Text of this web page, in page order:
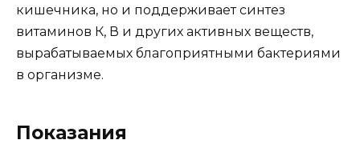
кишечника, но и поддерживает синтез
витаминов К, В и других активных веществ,
вырабатываемых благоприятными бактериями
в организме.
Показания